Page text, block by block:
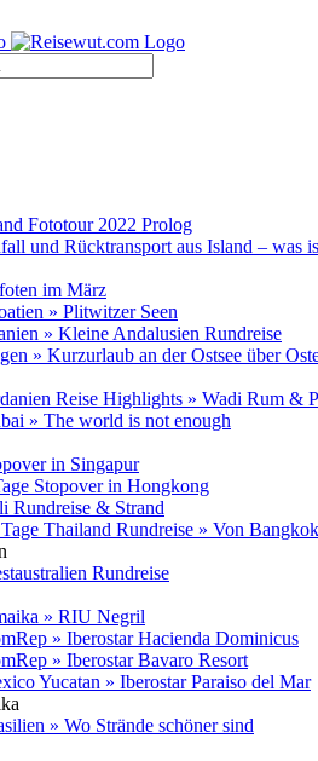
Fototour 2022 Prolog
und Rücktransport aus Island – was
im März
» Plitwitzer Seen
» Kleine Andalusien Rundreise
» Kurzurlaub an der Ostsee über
Reise Highlights » Wadi Rum &
» The world is not enough
in Singapur
Stopover in Hongkong
Rundreise & Strand
Thailand Rundreise » Von
Rundreise
» RIU Negril
» Iberostar Hacienda Dominicus
» Iberostar Bavaro Resort
Yucatan » Iberostar Paraiso del Mar
» Wo Strände schöner sind